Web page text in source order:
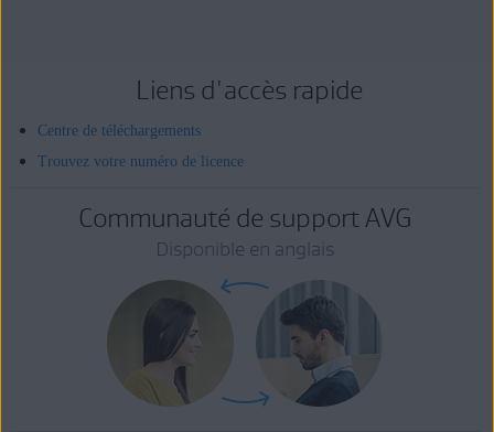
Liens d'accès rapide
Centre de téléchargements
Trouvez votre numéro de licence
Communauté de support AVG
Disponible en anglais